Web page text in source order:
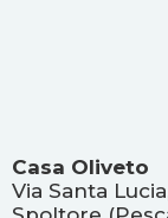
Casa Oliveto
Via Santa